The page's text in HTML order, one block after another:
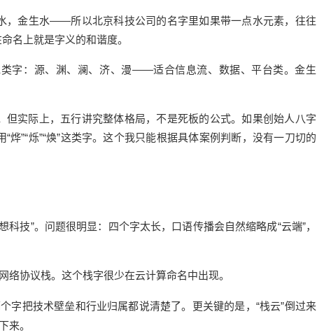
，金生水——所以北京科技公司的名字里如果带一点水元素，往往
名上就是字义的和谐度。
字：源、渊、澜、济、漫——适合信息流、数据、平台类。金生
实际上，五行讲究整体格局，不是死板的公式。如果创始人八字
”“烁”“焕”这类字。这个我只能根据具体案例判断，没有一刀切的
技”。问题很明显：四个字太长，口语传播会自然缩略成“云端”，
络协议栈。这个栈字很少在云计算命名中出现。
字把技术壁垒和行业归属都说清楚了。更关键的是，“栈云”倒过来
来。